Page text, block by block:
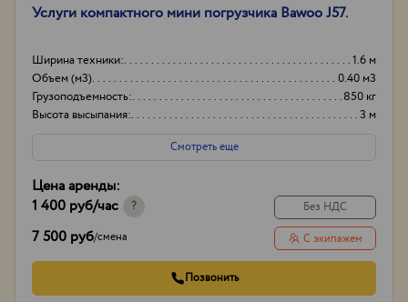
Услуги компактного мини погрузчика Bawoo J57.
Ширина техники:
1.6 м
Объем (м3)
0.40 м3
Грузоподъемность:
850 кг
Высота высыпания:
3 м
Смотреть еще
Цена аренды:
1 400 руб/час ?
7 500 руб/смена
Без НДС
С экипажем
Позвонить